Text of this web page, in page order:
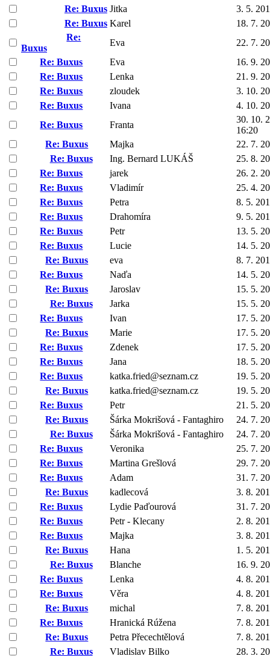
Re: Buxus Jitka
3. 5.
Re: Buxus Karel
18. 7.
Re:
Buxus
Eva
22. 7.
Re: Buxus
Eva
16. 9.
Re: Buxus
Lenka
21. 9.
Re: Buxus
zloudek
3. 10.
Re: Buxus
Ivana
4. 10.
Re: Buxus
Franta
30. 10.
16:20
Re: Buxus
Majka
22. 7.
Re: Buxus
Ing. Bernard LUKÁŠ
25. 8.
Re: Buxus
jarek
26. 2.
Re: Buxus
Vladimír
25. 4.
Re: Buxus
Petra
8. 5.
Re: Buxus
Drahomíra
9. 5.
Re: Buxus
Petr
13. 5.
Re: Buxus
Lucie
14. 5.
Re: Buxus
eva
8. 7.
Re: Buxus
Naďa
14. 5.
Re: Buxus
Jaroslav
15. 5.
Re: Buxus
Jarka
15. 5.
Re: Buxus
Ivan
17. 5.
Re: Buxus
Marie
17. 5.
Re: Buxus
Zdenek
17. 5.
Re: Buxus
Jana
18. 5.
Re: Buxus
katka.fried@seznam.cz
19. 5.
Re: Buxus
katka.fried@seznam.cz
19. 5.
Re: Buxus
Petr
21. 5.
Re: Buxus
Šárka Mokrišová - Fantaghiro
24. 7.
Re: Buxus
Šárka Mokrišová - Fantaghiro
24. 7.
Re: Buxus
Veronika
25. 7.
Re: Buxus
Martina Grešlová
29. 7.
Re: Buxus
Adam
31. 7.
Re: Buxus
kadlecová
3. 8.
Re: Buxus
Lydie Paďourová
31. 7.
Re: Buxus
Petr - Klecany
2. 8.
Re: Buxus
Majka
3. 8.
Re: Buxus
Hana
1. 5.
Re: Buxus
Blanche
16. 9.
Re: Buxus
Lenka
4. 8.
Re: Buxus
Věra
4. 8.
Re: Buxus
michal
7. 8.
Re: Buxus
Hranická Rúžena
7. 8.
Re: Buxus
Petra Přecechtělová
7. 8.
Re: Buxus
Vladislav Bilko 28. 3.